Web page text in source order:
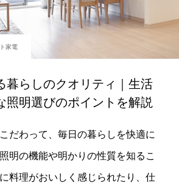
家電
暮らしのクオリティ｜生活
照明選びのポイントを解説
だわって、毎日の暮らしを快適に
明の機能や明かりの性質を知るこ
料理がおいしく感じられたり、仕